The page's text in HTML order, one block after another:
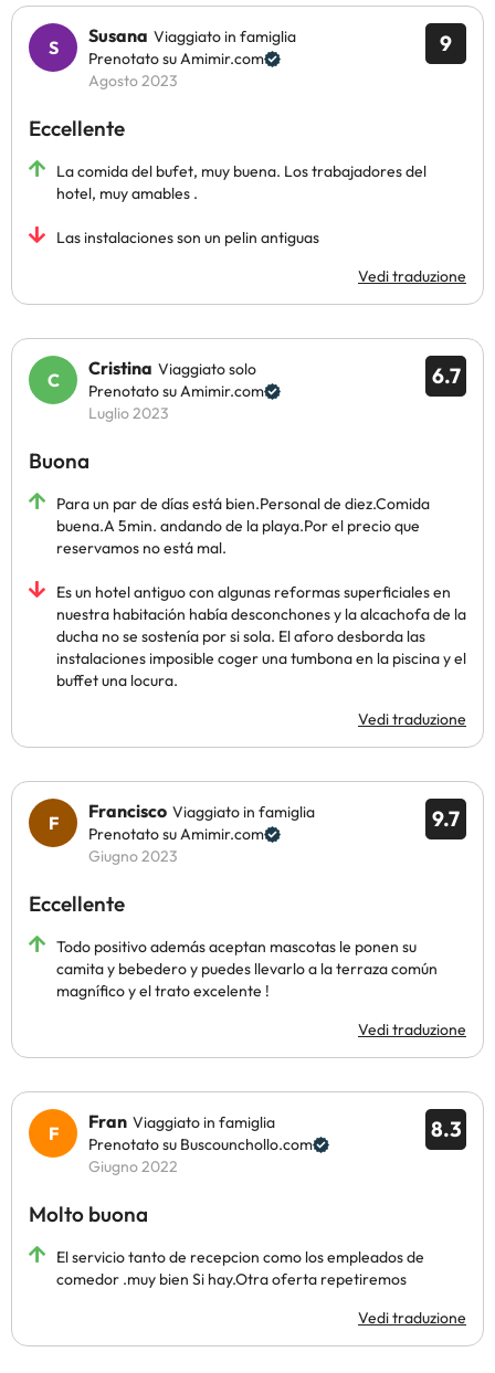
9
Susana Viaggiato in famiglia
Prenotato su Amimir.com
Agosto 2023
Eccellente
La comida del bufet, muy buena. Los trabajadores del
hotel, muy amables .
Las instalaciones son un pelin antiguas
Vedi traduzione
6.7
Cristina Viaggiato solo
Prenotato su Amimir.com
Luglio 2023
Buona
Para un par de días está bien.Personal de diez.Comida
buena.A 5min. andando de la playa.Por el precio que
reservamos no está mal.
Es un hotel antiguo con algunas reformas superficiales en
nuestra habitación había desconchones y la alcachofa de la
ducha no se sostenía por si sola. El aforo desborda las
instalaciones imposible coger una tumbona en la piscina y el
buffet una locura.
Vedi traduzione
9.7
Francisco Viaggiato in famiglia
Prenotato su Amimir.com
Giugno 2023
Eccellente
Todo positivo además aceptan mascotas le ponen su
camita y bebedero y puedes llevarlo a la terraza común
magnífico y el trato excelente !
Vedi traduzione
8.3
Fran Viaggiato in famiglia
Prenotato su Buscounchollo.com
Giugno 2022
Molto buona
El servicio tanto de recepcion como los empleados de
comedor .muy bien Si hay.Otra oferta repetiremos
Vedi traduzione